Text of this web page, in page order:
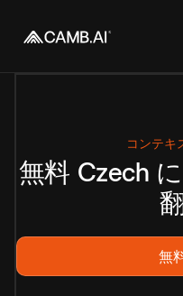
コンテキ
無料 Czech に
無